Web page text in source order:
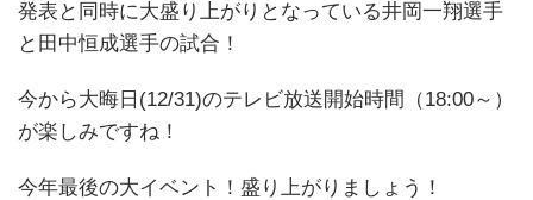
発表と同時に大盛り上がりとなっている井岡一翔選手
と田中恒成選手の試合！
今から大晦日(12/31)のテレビ放送開始時間（18:00～）
が楽しみですね！
今年最後の大イベント！盛り上がりましょう！